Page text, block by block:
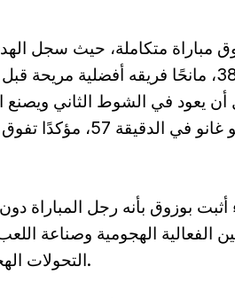
مباراة متكاملة، حيث سجل
الدقيقة 38، مانحًا فريقه أفضلية
أن يعود في الشوط الثاني ويصنع
لزميله زينهو غانو في
أثبت بوزوق بأنه رجل المباراة
الفعالية الهجومية وصناعة
التحولات الهجومية لفريقه.